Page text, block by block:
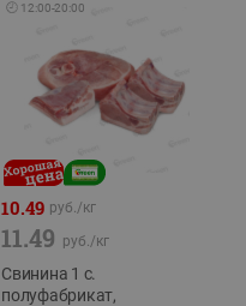
🕘 12:00-20:00
10.49 руб./кг
11.49 руб./кг
Свинина 1 с.
полуфабрикат,